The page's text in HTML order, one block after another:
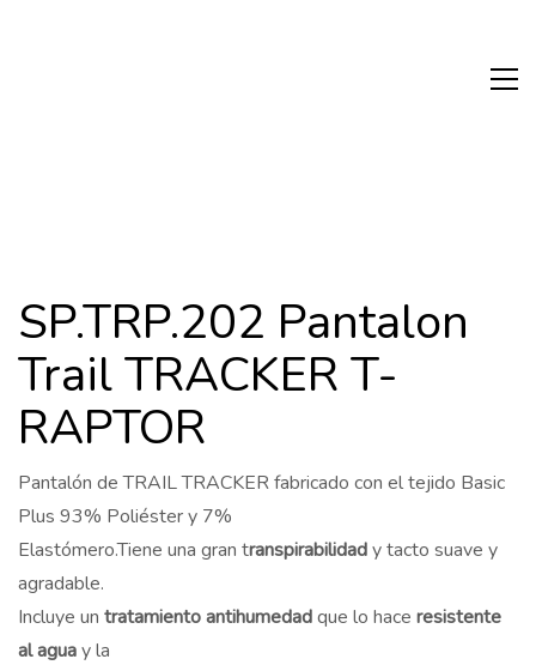
SP.TRP.202 Pantalon
Trail TRACKER T-
RAPTOR
Pantalón de TRAIL TRACKER fabricado con el tejido Basic
Plus 93% Poliéster y 7%
Elastómero.Tiene una gran transpirabilidady tacto suave y
agradable.
Incluye un tratamiento antihumedadque lo hace resistente
al aguay la